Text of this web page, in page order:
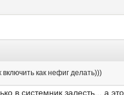
как нефиг делать)))
в системник залесть... а